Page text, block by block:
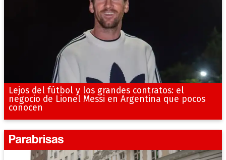
Lejos del fútbol y los grandes contratos: el
negocio de Lionel Messi en Argentina que pocos
conocen